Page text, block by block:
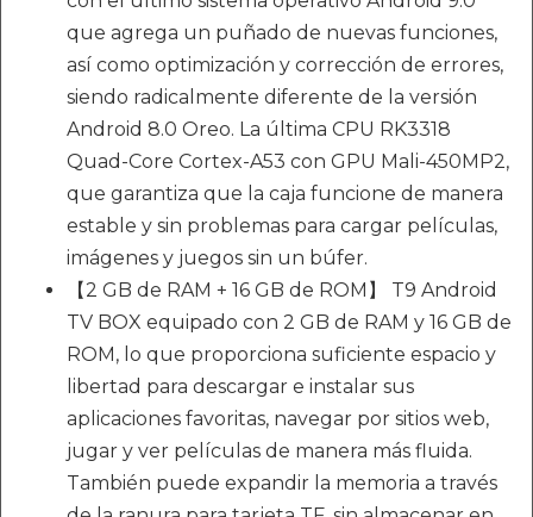
que agrega un puñado de nuevas funciones,
así como optimización y corrección de errores,
siendo radicalmente diferente de la versión
Android 8.0 Oreo. La última CPU RK3318
Quad-Core Cortex-A53 con GPU Mali-450MP2,
que garantiza que la caja funcione de manera
estable y sin problemas para cargar películas,
imágenes y juegos sin un búfer.
【2 GB de RAM + 16 GB de ROM】 T9 Android
TV BOX equipado con 2 GB de RAM y 16 GB de
ROM, lo que proporciona suficiente espacio y
libertad para descargar e instalar sus
aplicaciones favoritas, navegar por sitios web,
jugar y ver películas de manera más fluida.
También puede expandir la memoria a través